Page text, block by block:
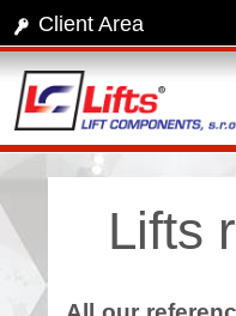
Client Area
Lifts